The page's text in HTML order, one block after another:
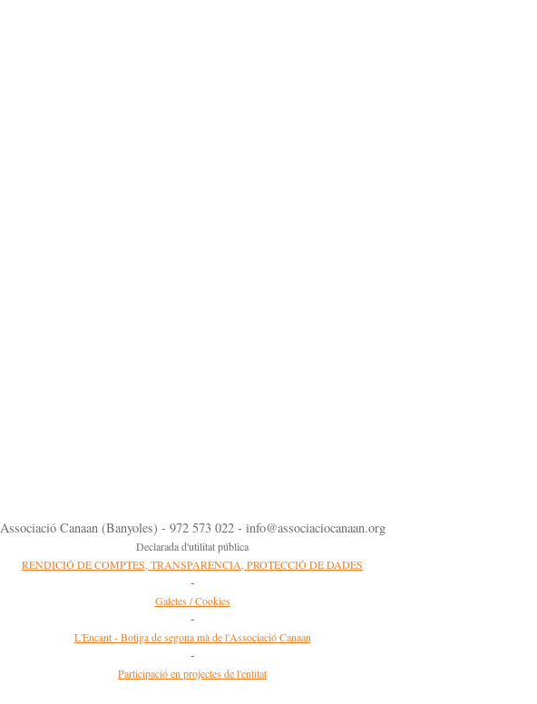
Associació Canaan (Banyoles) - 972 573 022 - info@associaciocanaan.org
Declarada d'utilitat pública
RENDICIÓ DE COMPTES, TRANSPARÈNCIA, PROTECCIÓ DE DADES
-
Galetes / Cookies
-
L'Encant - Botiga de segona mà de l'Associació Canaan
-
Participació en projectes de l'entitat